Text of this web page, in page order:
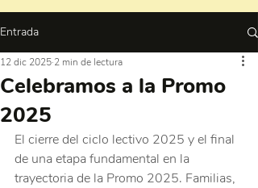
Entrada
Celebramos a la Promo
2025
12 dic 2025 2 min de lectura
El cierre del ciclo lectivo 2025 y el final
de una etapa fundamental en la
trayectoria de la Promo 2025. Familias,